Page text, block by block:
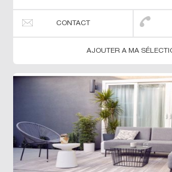
CONTACT
AJOUTER A MA